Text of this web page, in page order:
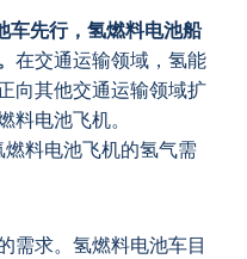
车先行，氢燃料电池船
在交通运输领域，氢能
向其他交通运输领域扩
料电池飞机。
燃料电池飞机的氢气需
需求。氢燃料电池车目